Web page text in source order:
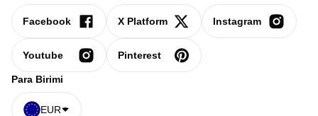
Facebook X Platform Instagram
Youtube Pinterest
Para Birimi
EUR